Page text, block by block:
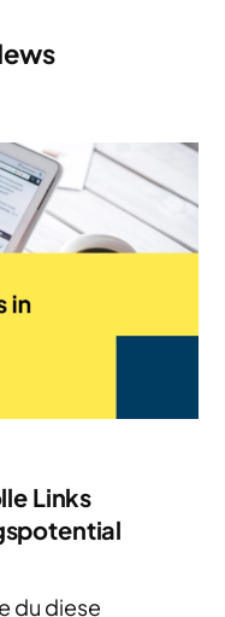
Links
du diese